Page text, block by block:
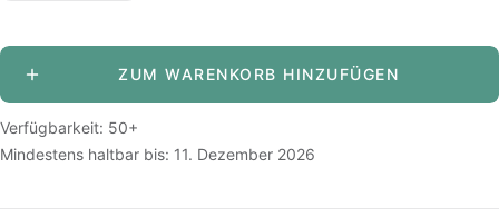
ZUM WARENKORB HINZUFÜGEN
Verfügbarkeit: 50+
Mindestens haltbar bis: 11. Dezember 2026